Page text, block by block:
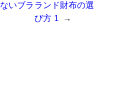
し
いブラ ランド財布の選
び方 1
→